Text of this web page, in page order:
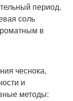
период.
соль
в
чеснока,
и
методы: